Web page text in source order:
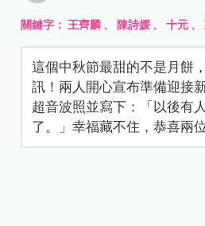
關鍵字：王齊麟 、 陳詩媛 、十元 、
這個中秋節最甜的不是月餅
訊！兩人開心宣布準備迎接
超音波照並寫下：「以後有
了。」幸福藏不住，恭喜兩